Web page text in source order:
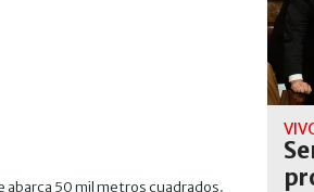
50 mil metros cuadrados.